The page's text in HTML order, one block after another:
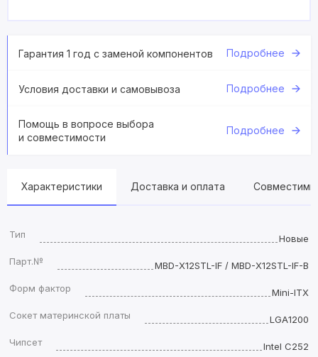
Гарантия 1 год с заменой компонентов Подробнее
Условия доставки и самовывоза Подробнее
Помощь в вопросе выбора
и совместимости
Подробнее
Характеристики Доставка и оплата
Тип
Новые
Парт.№
MBD-X12STL-IF / MBD-X12STL-IF-B
Форм фактор
Mini-ITX
Сокет материнской платы
LGA1200
Чипсет
Intel C252